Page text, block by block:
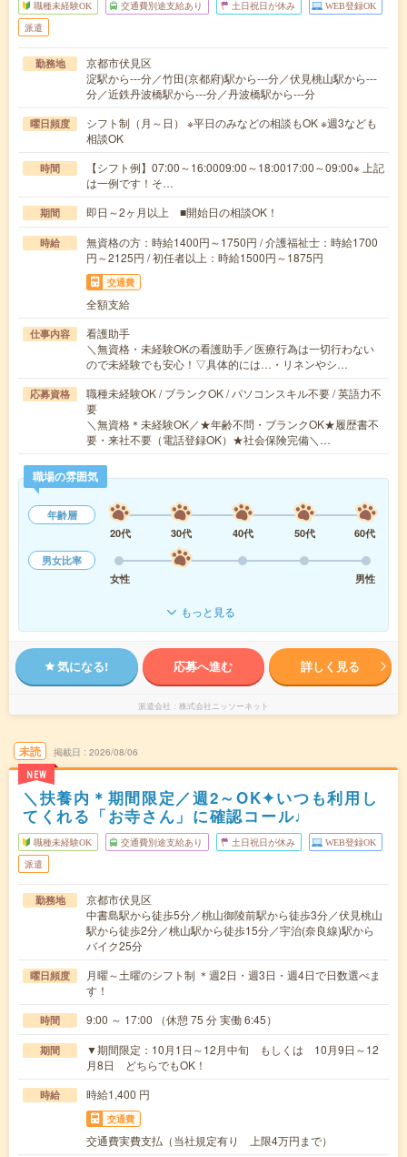
職種未経験OK 交通費別途支給あり 土日祝日が休み WEB登録OK
派遣
勤務地
京都市伏見区
淀駅から---分／竹田(京都府)駅から---分／伏見桃山駅から---
分／近鉄丹波橋駅から---分／丹波橋駅から---分
曜日頻度
シフト制（月～日） ※平日のみなどの相談もOK ※週3なども
相談OK
時間
【シフト例】07:00～16:0009:00～18:0017:00～09:00※ 上記
は一例です！そ…
期間 即日～2ヶ月以上 ■開始日の相談OK！
時給
無資格の方：時給1400円～1750円 / 介護福祉士：時給1700
円～2125円 / 初任者以上：時給1500円～1875円
交通費
全額支給
仕事内容
看護助手
＼無資格・未経験OKの看護助手／医療行為は一切行わない
ので未経験でも安心！▽具体的には…・リネンやシ…
応募資格
職種未経験OK / ブランクOK / パソコンスキル不要 / 英語力不
要
＼無資格＊未経験OK／★年齢不問・ブランクOK★履歴書不
要・来社不要（電話登録OK）★社会保険完備＼…
職場の雰囲気
年齢層
20代
30代 40代 50代
60代
男女比率
女性
男性
もっと見る
気になる! 応募へ進む 詳しく見る
派遣会社 株式会社ニッソーネット
未読
NEW
掲載日 2026/08/06
＼扶養内＊期間限定／週2～OK✦いつも利用し
てくれる「お寺さん」に確認コール♩
職種未経験OK 交通費別途支給あり 土日祝日が休み WEB登録OK
派遣
勤務地
京都市伏見区
中書島駅から徒歩5分／桃山御陵前駅から徒歩3分／伏見桃山
駅から徒歩2分／桃山駅から徒歩15分／宇治(奈良線)駅から
バイク25分
曜日頻度
月曜～土曜のシフト制 ＊週2日・週3日・週4日で日数選べま
す！
時間 9:00 ～ 17:00 （休憩 75 分 実働 6:45）
期間
▼期間限定：10月1日～12月中旬 もしくは 10月9日～12
月8日 どちらでもOK！
時給 時給1,400 円
交通費
交通費実費支払（当社規定有り 上限4万円まで）